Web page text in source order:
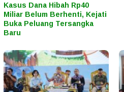
Kasus Dana Hibah Rp40
Miliar Belum Berhenti, Kejati
Buka Peluang Tersangka
Baru